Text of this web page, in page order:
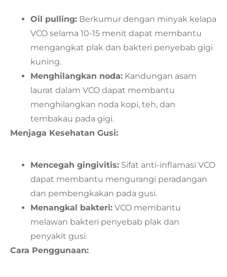
Oil pulling: Berkumur dengan minyak kelapa
VCO selama 10-15 menit dapat membantu
mengangkat plak dan bakteri penyebab gigi
kuning.
Menghilangkan noda: Kandungan asam
laurat dalam VCO dapat membantu
menghilangkan noda kopi, teh, dan
tembakau pada gigi.
Menjaga Kesehatan Gusi:
Mencegah gingivitis: Sifat anti-inflamasi VCO
dapat membantu mengurangi peradangan
dan pembengkakan pada gusi.
Menangkal bakteri: VCO membantu
melawan bakteri penyebab plak dan
penyakit gusi.
Cara Penggunaan: